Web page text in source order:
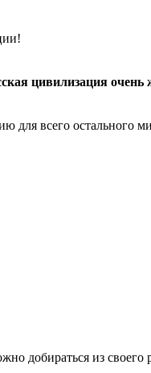
цивилизация очень
для всего остального
добираться из